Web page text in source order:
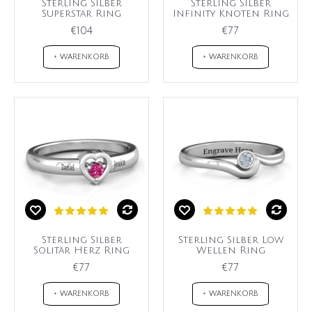
Sterling Silber
Superstar Ring
€104
+ WARENKORB
Sterling Silber
Infinity Knoten Ring
€77
+ WARENKORB
Sterling Silber
Solitär Herz Ring
€77
+ WARENKORB
Sterling Silber Low
Wellen Ring
€77
+ WARENKORB